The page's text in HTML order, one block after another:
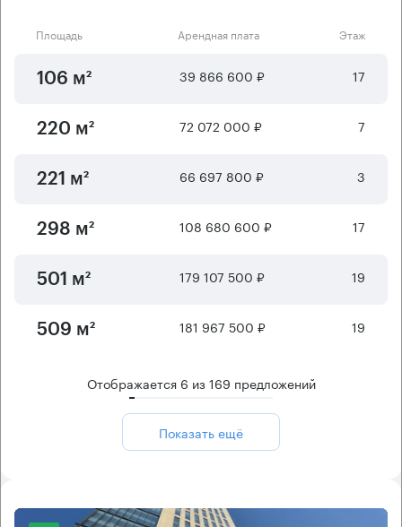
Площадь Арендная плата Этаж
106 м² 39 866 600 ₽ 17
220 м² 72 072 000 ₽ 7
221 м² 66 697 800 ₽ 3
298 м² 108 680 600 ₽ 17
501 м² 179 107 500 ₽ 19
509 м² 181 967 500 ₽ 19
Отображается 6 из169 предложений
Показать ещё